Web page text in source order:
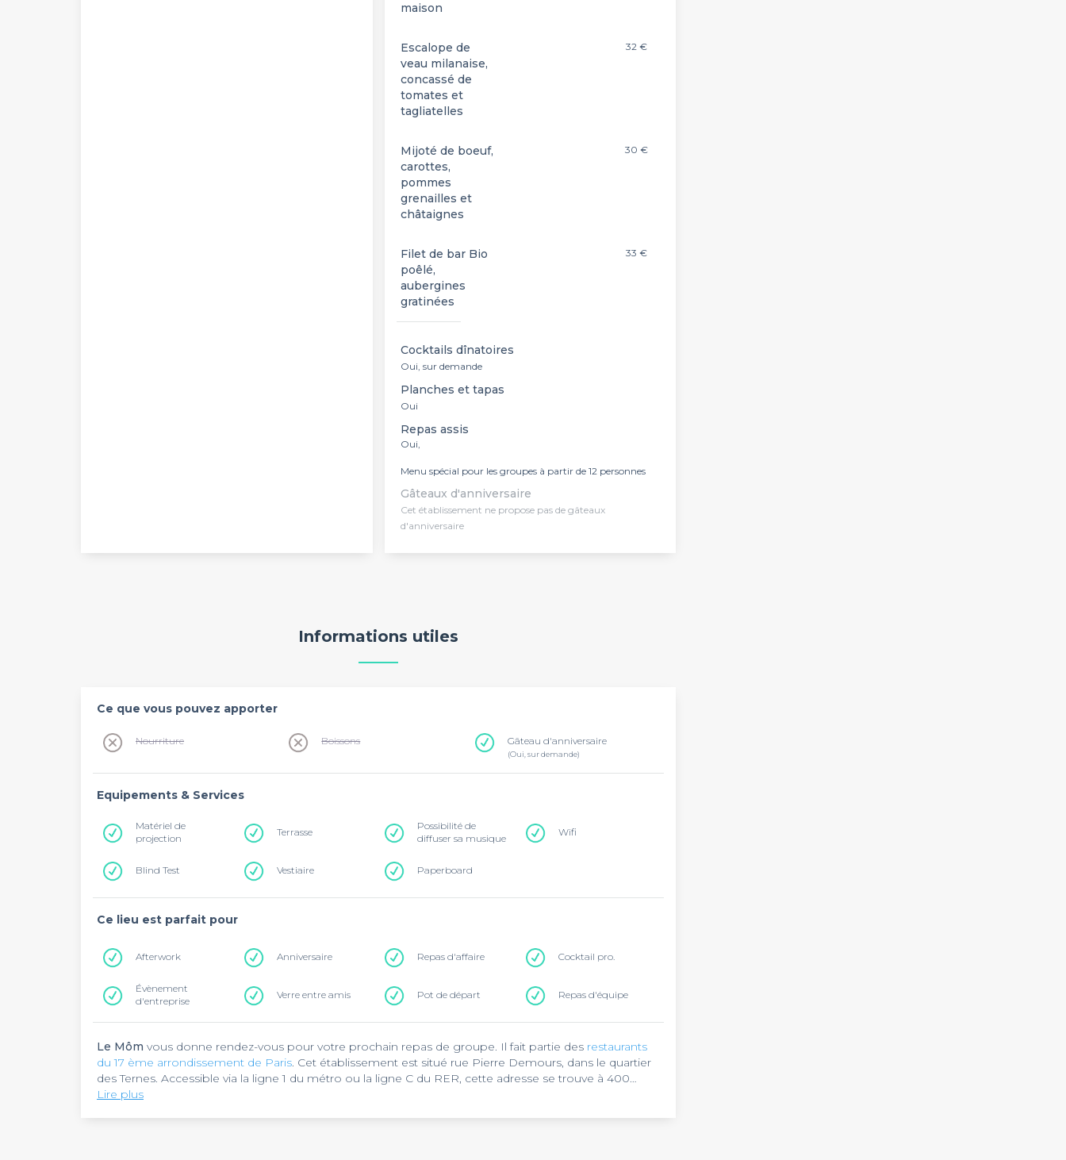
maison
Escalope de
veau milanaise,
concassé de
tomates et
tagliatelles
32 €
Mijoté de boeuf,
carottes,
pommes
grenailles et
châtaignes
30 €
Filet de bar Bio
poêlé,
aubergines
gratinées
33 €
Cocktails dînatoires
Oui, sur demande
Planches et tapas
Oui
Repas assis
Oui,
Menu spécial pour les groupes à partir de 12 personnes
Gâteaux d'anniversaire
Cet établissement ne propose pas de gâteaux
d'anniversaire
Informations utiles
Ce que vous pouvez apporter
Nourriture Boissons Gâteau d'anniversaire
(Oui, sur demande)
Equipements & Services
Matériel de
projection
Terrasse
Possibilité de
diffuser sa musique
Wifi
Blind Test Vestiaire Paperboard
Ce lieu est parfait pour
Afterwork Anniversaire Repas d'affaire Cocktail pro.
Évènement
d'entreprise
Verre entre amis Pot de départ Repas d'équipe
Le Môm vous donne rendez-vous pour votre prochain repas de groupe. Il fait partie des restaurants
du 17 ème arrondissement de Paris. Cet établissement est situé rue Pierre Demours, dans le quartier
des Ternes. Accessible via la ligne 1 du métro ou la ligne C du RER, cette adresse se trouve à 400
mètres de la station Neuilly - Porte Maillot.
Lire plus